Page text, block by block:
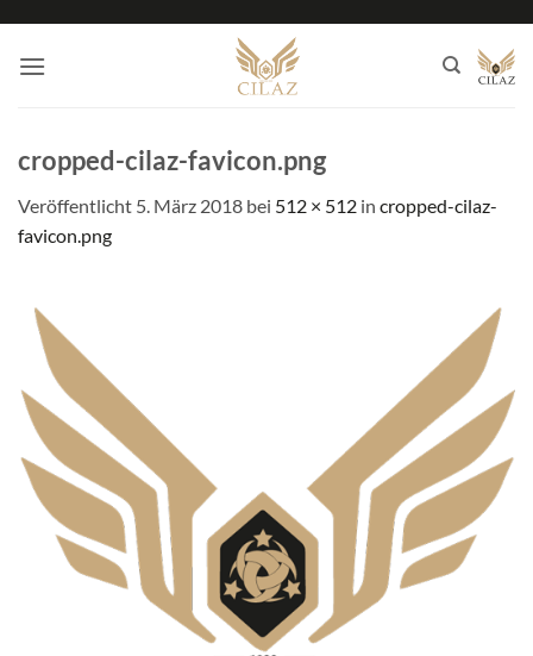
springen
cropped-cilaz-favicon.png
Veröffentlicht 5. März 2018 bei 512 × 512 in cropped-cilaz-
favicon.png